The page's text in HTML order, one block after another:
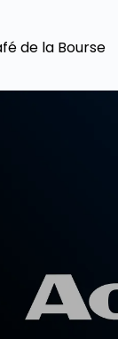
de la Bourse